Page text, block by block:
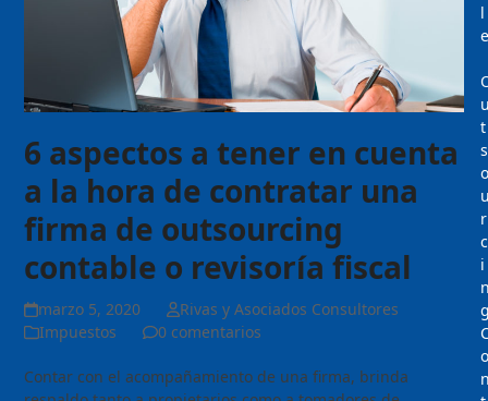
6 aspectos a tener en cuenta
a la hora de contratar una
firma de outsourcing
contable o revisoría fiscal
marzo 5, 2020
Rivas y Asociados Consultores
Impuestos
0 comentarios
Contar con el acompañamiento de una firma, brinda
l
e
t
s
o
r
c
i
o